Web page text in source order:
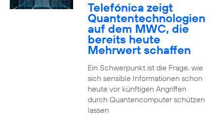
Telefónica zeigt
Quanten­technologien
auf dem MWC, die
bereits heute
Mehrwert schaffen
Ein Schwerpunkt ist die Frage, wie
sich sensible Informationen schon
heute vor künftigen Angriffen
durch Quantencomputer schützen
lassen